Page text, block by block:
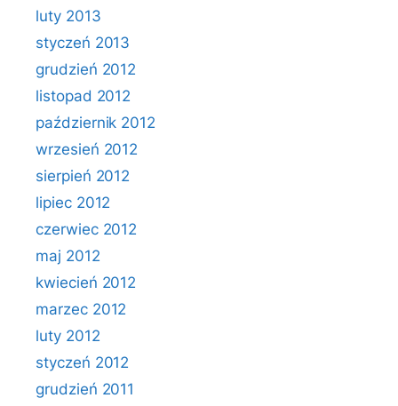
luty 2013
styczeń 2013
grudzień 2012
listopad 2012
październik 2012
wrzesień 2012
sierpień 2012
lipiec 2012
czerwiec 2012
maj 2012
kwiecień 2012
marzec 2012
luty 2012
styczeń 2012
grudzień 2011